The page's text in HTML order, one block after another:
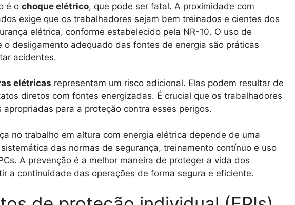
é o choque elétrico, que pode ser fatal. A proximidade com
exige que os trabalhadores sejam bem treinados e cientes dos
elétrica, conforme estabelecido pela NR-10. O uso de
o desligamento adequado das fontes de energia são práticas
acidentes.
elétricas representam um risco adicional. Elas podem resultar de
diretos com fontes energizadas. É crucial que os trabalhadores
apropriadas para a proteção contra esses perigos.
no trabalho em altura com energia elétrica depende de uma
das normas de segurança, treinamento contínuo e uso
A prevenção é a melhor maneira de proteger a vida dos
a continuidade das operações de forma segura e eficiente.